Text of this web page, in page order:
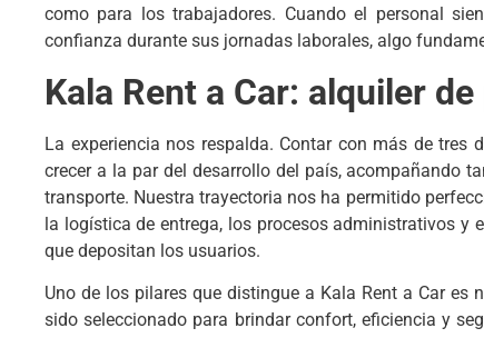
como para los trabajadores. Cuando el personal
confianza durante sus jornadas laborales, algo
Kala Rent a Car: alquiler
La experiencia nos respalda. Contar con más de tres
crecer a la par del desarrollo del país, acompañando
transporte. Nuestra trayectoria nos ha permitido
la logística de entrega, los procesos administrativos y
que depositan los usuarios.
Uno de los pilares que distingue a Kala Rent a Car
sido seleccionado para brindar confort, eficiencia y